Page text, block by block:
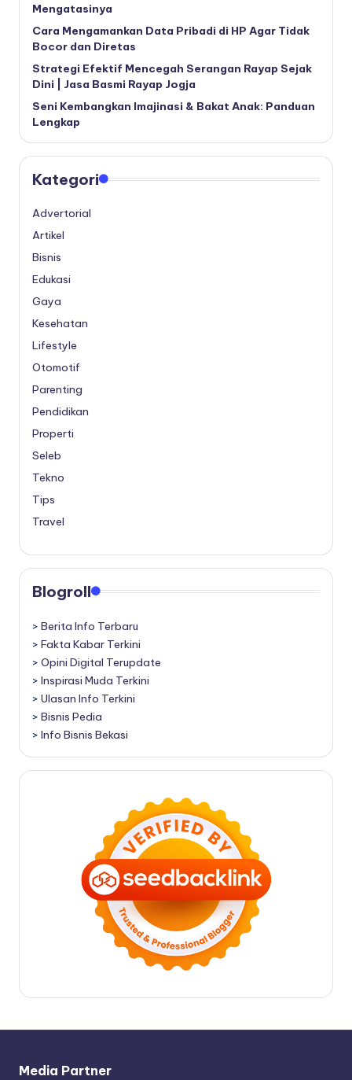
Mengatasinya
Cara Mengamankan Data Pribadi di HP Agar Tidak
Bocor dan Diretas
Strategi Efektif Mencegah Serangan Rayap Sejak
Dini | Jasa Basmi Rayap Jogja
Seni Kembangkan Imajinasi & Bakat Anak: Panduan
Lengkap
Kategori
Advertorial
Artikel
Bisnis
Edukasi
Gaya
Kesehatan
Lifestyle
Otomotif
Parenting
Pendidikan
Properti
Seleb
Tekno
Tips
Travel
Blogroll
> Berita Info Terbaru
> Fakta Kabar Terkini
> Opini Digital Terupdate
> Inspirasi Muda Terkini
> Ulasan Info Terkini
> Bisnis Pedia
> Info Bisnis Bekasi
Media Partner